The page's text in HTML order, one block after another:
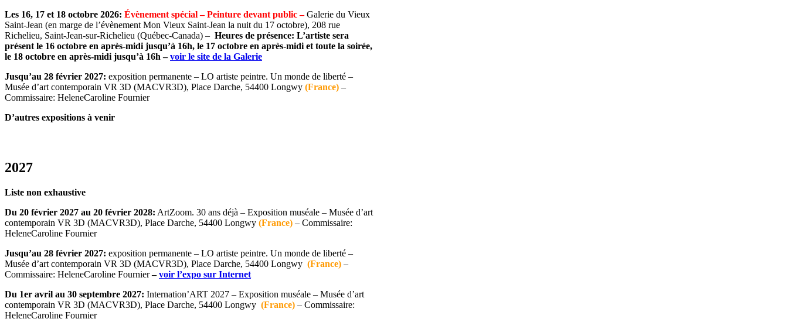
Les 16, 17 et 18 octobre 2026: Évènement spécial – Peinture devant public –Galerie du Vieux
Saint-Jean (en marge de l’évènement Mon Vieux Saint-Jean la nuit du 17 octobre), 208 rue
Richelieu, Saint-Jean-sur-Richelieu (Québec-Canada) – Heures de présence: L’artiste sera
présent le 16 octobre en après-midi jusqu’à 16h, le 17 octobre en après-midi et toute la soirée,
le 18 octobre en après-midi jusqu’à 16h –voir le site de la Galerie
Jusqu’au 28 février 2027: exposition permanente – LO artiste peintre. Un monde de liberté –
Musée d’art contemporain VR 3D (MACVR3D), Place Darche, 54400 Longwy (France) –
Commissaire: HeleneCaroline Fournier
D’autres expositions à venir
2027
Liste non exhaustive
Du 20 février 2027 au 20 février 2028: ArtZoom. 30 ans déjà – Exposition muséale – Musée d’art
contemporain VR 3D (MACVR3D), Place Darche, 54400 Longwy (France) – Commissaire:
HeleneCaroline Fournier
Jusqu’au 28 février 2027: exposition permanente – LO artiste peintre. Un monde de liberté –
Musée d’art contemporain VR 3D (MACVR3D), Place Darche, 54400 Longwy (France) –
Commissaire: HeleneCaroline Fournier–voir l’expo sur Internet
Du 1er avril au 30 septembre 2027: Internation’ART 2027 – Exposition muséale – Musée d’art
contemporain VR 3D (MACVR3D), Place Darche, 54400 Longwy (France) – Commissaire:
HeleneCaroline Fournier